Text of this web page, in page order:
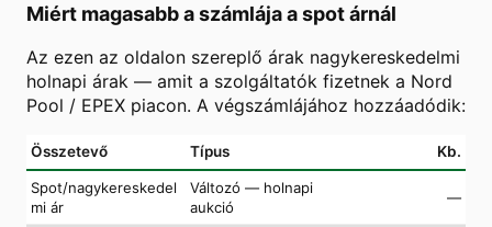
Miért magasabb a számlája a spot árnál
Az ezen az oldalon szereplő árak nagykereskedelmi
holnapi árak — amit a szolgáltatók fizetnek a Nord
Pool / EPEX piacon. A végszámlájához hozzáadódik:
Összetevő Típus Kb.
Spot/nagykereskedel
mi ár
Változó — holnapi
aukció
—